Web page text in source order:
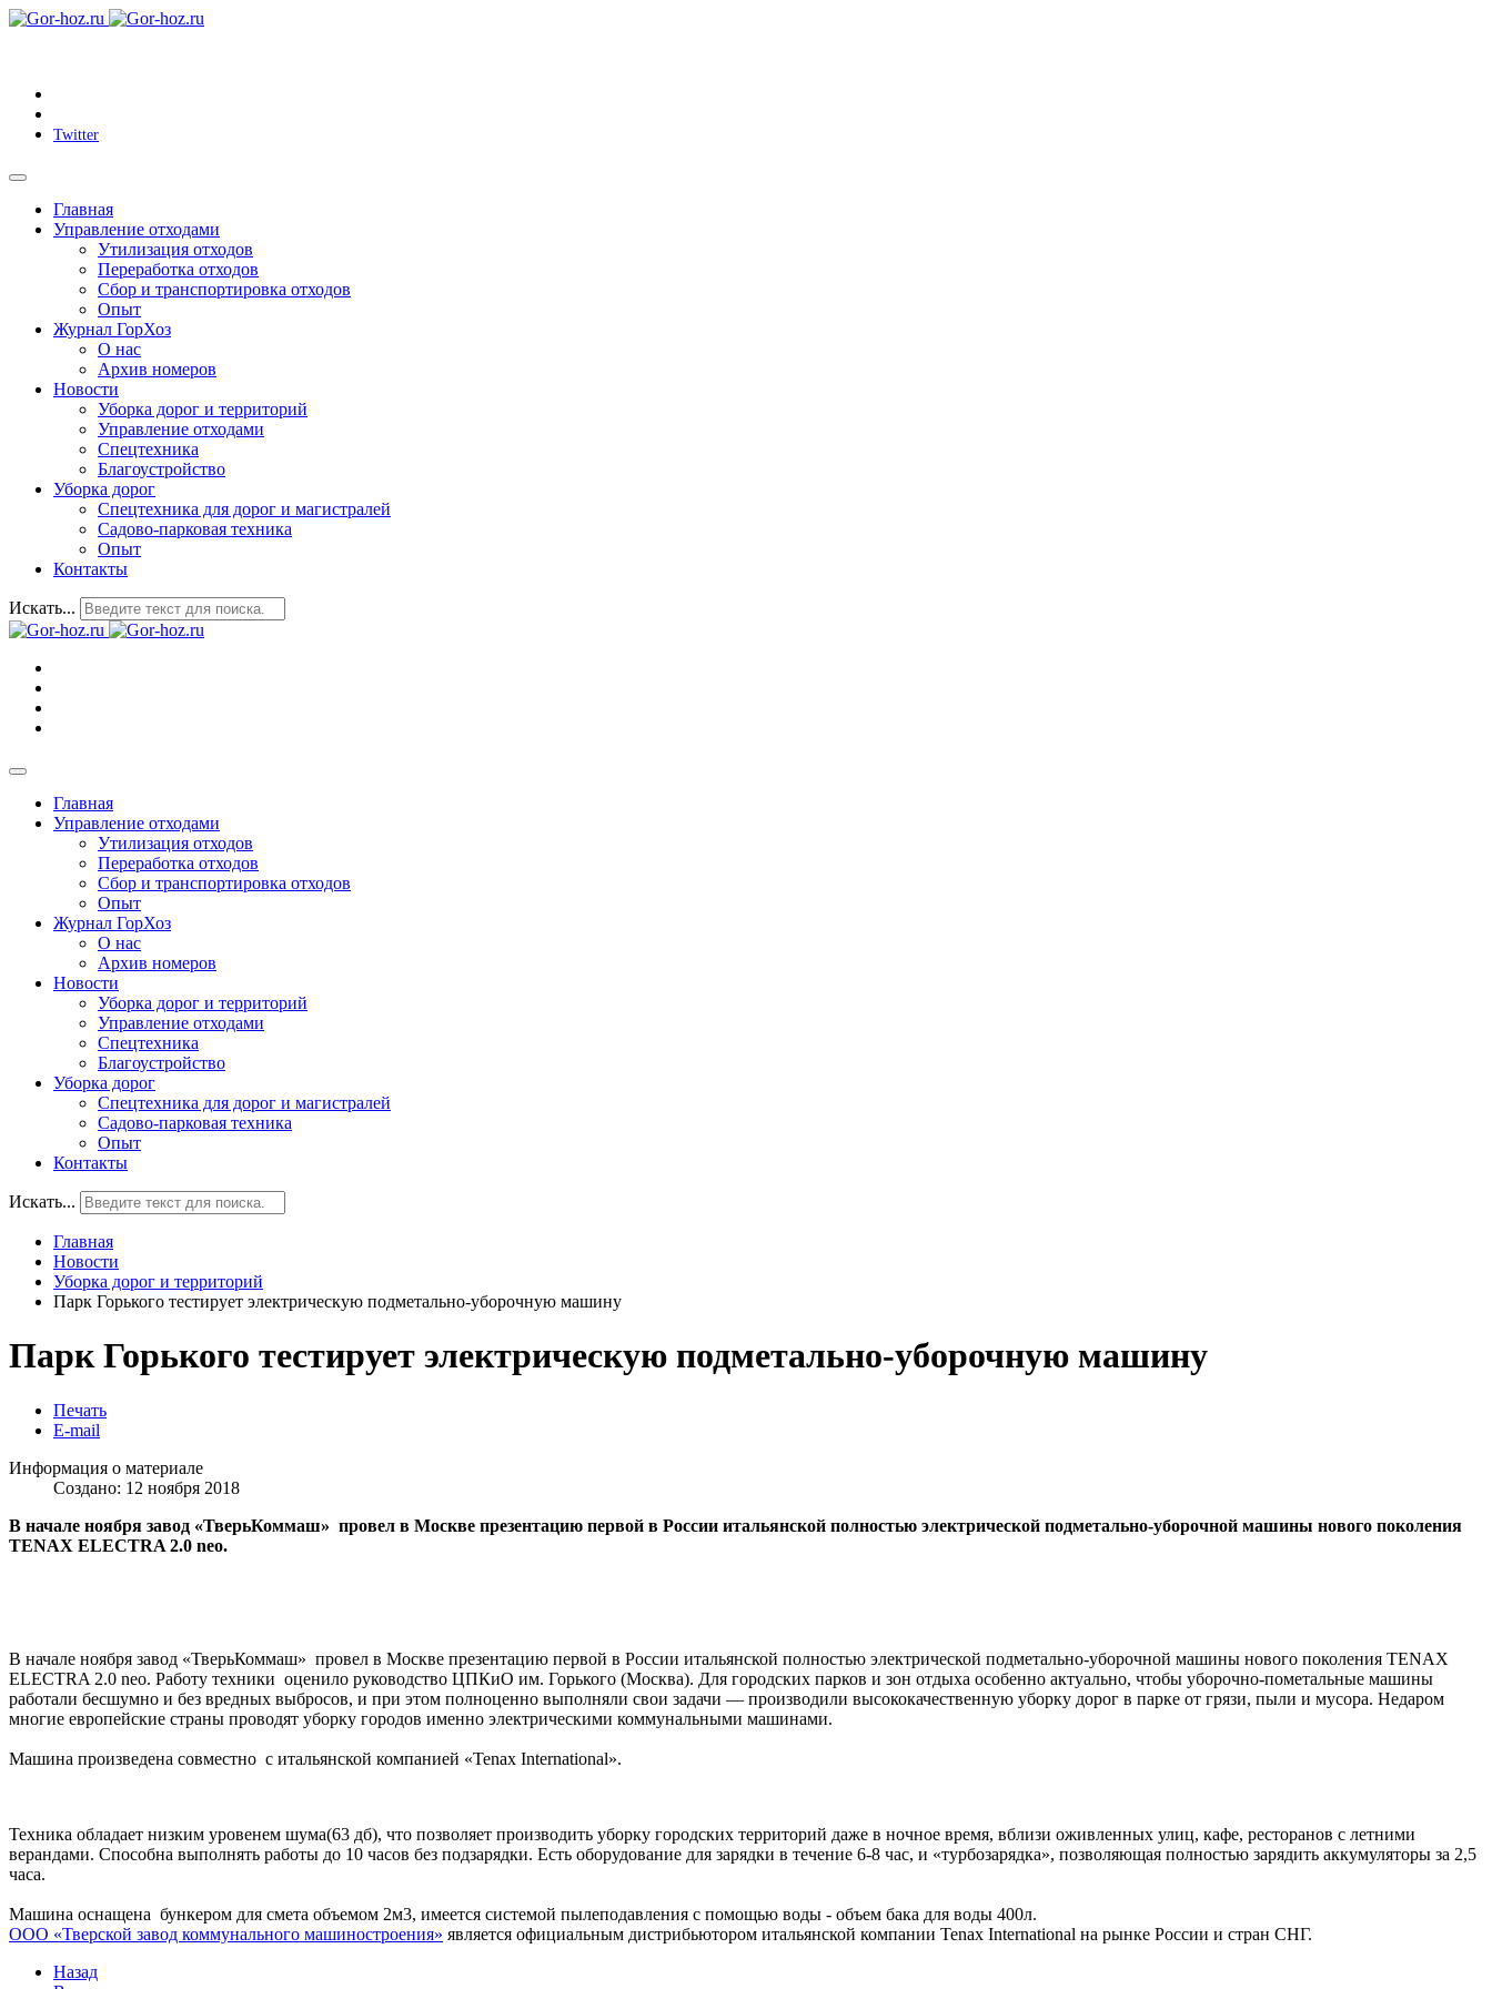
Twitter
Главная
Управление отходами
Утилизация отходов
Переработка отходов
Сбор и транспортировка отходов
Опыт
Журнал ГорХоз
О нас
Архив номеров
Новости
Уборка дорог и территорий
Управление отходами
Спецтехника
Благоустройство
Уборка дорог
Спецтехника для дорог и магистралей
Садово-парковая техника
Опыт
Контакты
Искать...
Главная
Управление отходами
Утилизация отходов
Переработка отходов
Сбор и транспортировка отходов
Опыт
Журнал ГорХоз
О нас
Архив номеров
Новости
Уборка дорог и территорий
Управление отходами
Спецтехника
Благоустройство
Уборка дорог
Спецтехника для дорог и магистралей
Садово-парковая техника
Опыт
Контакты
Искать...
Главная
Новости
Уборка дорог и территорий
Парк Горького тестирует электрическую подметально-уборочную машину
Парк Горького тестирует электрическую подметально-уборочную машину
Печать
E-mail
Информация о материале
Создано: 12 ноября 2018
В начале ноября завод «ТверьКоммаш» провел в Москве презентацию первой в России итальянской полностью электрической подметально-уборочной машины нового поколения
TENAX ELECTRA 2.0 neo.
В начале ноября завод «ТверьКоммаш» провел в Москве презентацию первой в России итальянской полностью электрической подметально-уборочной машины нового поколения TENAX
ELECTRA 2.0 neo. Работу техники оценило руководство ЦПКиО им. Горького (Москва). Для городских парков и зон отдыха особенно актуально, чтобы уборочно-пометальные машины
работали бесшумно и без вредных выбросов, и при этом полноценно выполняли свои задачи — производили высококачественную уборку дорог в парке от грязи, пыли и мусора. Недаром
многие европейские страны проводят уборку городов именно электрическими коммунальными машинами.
Машина произведена совместно с итальянской компанией «Tenаx International».
Техника обладает низким уровенем шума(63 дб), что позволяет производить уборку городских территорий даже в ночное время, вблизи оживленных улиц, кафе, ресторанов с летними
верандами. Способна выполнять работы до 10 часов без подзарядки. Есть оборудование для зарядки в течение 6-8 час, и «турбозарядка», позволяющая полностью зарядить аккумуляторы за 2,5
часа.
Машина оснащена бункером для смета объемом 2м3, имеется системой пылеподавления с помощью воды - объем бака для воды 400л.
ООО «Тверской завод коммунального машиностроения» является официальным дистрибьютором итальянской компании Tenax International на рынке России и стран СНГ.
Назад